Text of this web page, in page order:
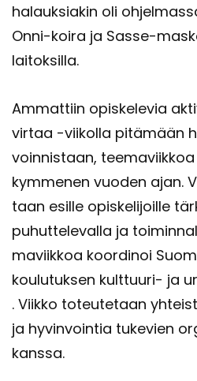
ha­lauk­sia­kin oli
Onni-​koira ja Sasse-​
lai­tok­sil­la.
Am­mat­tiin opis­ke­le­via
vir­taa -​viikolla pi­tä­mään
voin­nis­taan,
kym­me­nen vuo­den ajan.
taan esil­le opis­ke­li­joil­le
pu­hut­te­le­val­la ja
ma­viik­koa koor­di­noi
kou­lu­tuk­sen kulttuuri-​ ja
. Viik­ko to­teu­te­taan
ja hy­vin­voin­tia tu­ke­vien
kans­sa.